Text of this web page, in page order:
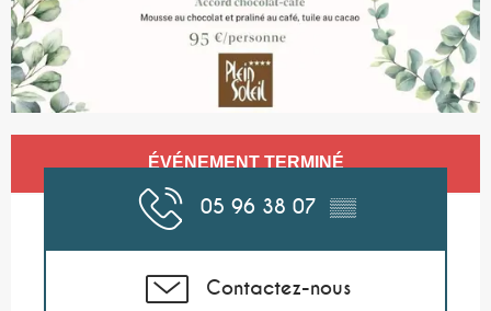
Ouverture et coordonnées
ÉVÉNEMENT TERMINÉ
05 96 38 07 ▒▒
Contactez-nous